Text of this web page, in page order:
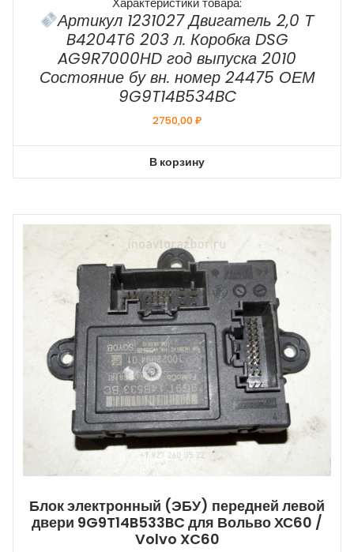
Артикул 1231027 Двигатель 2,0 Т
B4204T6 203 л. Коробка DSG
AG9R7000HD год выпуска 2010
Состояние бу вн. номер 24475 ОЕМ
9G9T14B534BC
2750,00₽
В корзину
Блок электронный (ЭБУ) передней левой
двери 9G9T14B533BC для Вольво ХС60 /
Volvo XC60